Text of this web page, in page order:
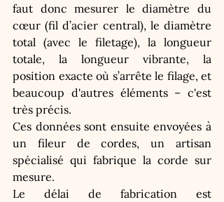
faut donc mesurer le diamètre du
cœur (fil d’acier central), le diamètre
total (avec le filetage), la longueur
totale, la longueur vibrante, la
position exacte où s’arrête le filage, et
beaucoup d'autres éléments – c'est
très précis.
Ces données sont ensuite envoyées à
un fileur de cordes, un artisan
spécialisé qui fabrique la corde sur
mesure.
Le délai de fabrication est